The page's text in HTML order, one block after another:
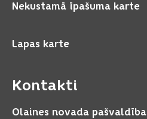
Nekustamā īpašuma karte
Lapas karte
Kontakti
Olaines novada pašvaldība